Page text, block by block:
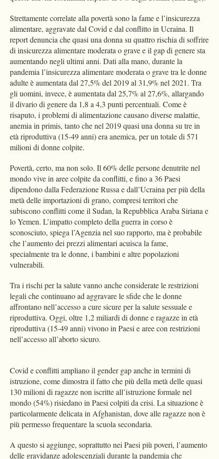
Strettamente correlate alla povertà sono la fame e l’insicurezza
alimentare, aggravate dal Covid e dal conflitto in Ucraina. Il
report denuncia che quasi una donna su quattro rischia di soffrire
di insicurezza alimentare moderata o grave e il gap di genere sta
aumentando negli ultimi anni. Dati alla mano, durante la
pandemia l’insicurezza alimentare moderata o grave tra le donne
adulte è aumentata dal 27,5% del 2019 al 31,9% nel 2021. Tra
gli uomini, invece, è aumentata dal 25,7% al 27,6%, allargando
il divario di genere da 1,8 a 4,3 punti percentuali. Come è
risaputo, i problemi di alimentazione causano diverse malattie,
anemia in primis, tanto che nel 2019 quasi una donna su tre in
età riproduttiva (15-49 anni) era anemica, per un totale di 571
milioni di donne colpite.
Povertà, certo, ma non solo. Il 60% delle persone denutrite nel
mondo vive in aree colpite da conflitti, e fino a 36 Paesi
dipendono dalla Federazione Russa e dall’Ucraina per più della
metà delle importazioni di grano, compresi territori che
subiscono conflitti come il Sudan, la Repubblica Araba Siriana e
lo Yemen. L’impatto completo della guerra in corso è
sconosciuto, spiega l’Agenzia nel suo rapporto, ma è probabile
che l’aumento dei prezzi alimentari acuisca la fame,
specialmente tra le donne, i bambini e altre popolazioni
vulnerabili.
Tra i rischi per la salute vanno anche considerate le restrizioni
legali che continuano ad aggravare le sfide che le donne
affrontano nell’accesso a cure sicure per la salute sessuale e
riproduttiva. Oggi, oltre 1,2 miliardi di donne e ragazze in età
riproduttiva (15-49 anni) vivono in Paesi e aree con restrizioni
nell’accesso all’aborto sicuro.
Covid e conflitti ampliano il gender gap anche in termini di
istruzione, come dimostra il fatto che più della metà delle quasi
130 milioni di ragazze non iscritte all’istruzione formale nel
mondo (54%) risiedano in Paesi colpiti da crisi. La situazione è
particolarmente delicata in Afghanistan, dove alle ragazze non è
più permesso frequentare la scuola secondaria.
A questo si aggiunge, soprattutto nei Paesi più poveri, l’aumento
delle gravidanze adolescenziali durante la pandemia che